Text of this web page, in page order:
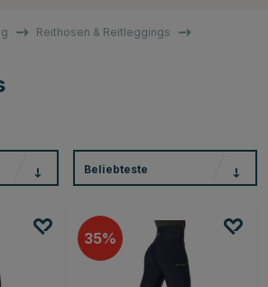
Reithosen & Reitleggings
Beliebteste
35